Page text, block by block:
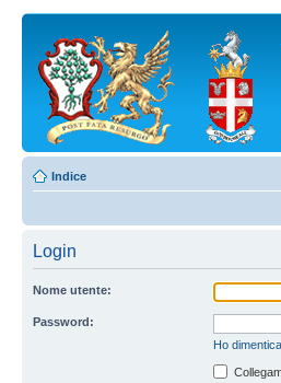
Indice
Login
Nome utente:
Password:
Ho